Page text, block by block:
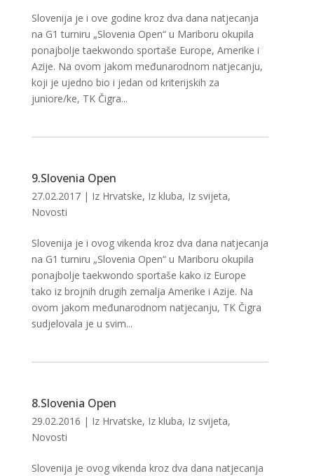
Slovenija je i ove godine kroz dva dana natjecanja
na G1 turniru „Slovenia Open“ u Mariboru okupila
ponajbolje taekwondo sportaše Europe, Amerike i
Azije. Na ovom jakom međunarodnom natjecanju,
koji je ujedno bio i jedan od kriterijskih za
juniore/ke, TK Čigra...
9.Slovenia Open
27.02.2017| Iz Hrvatske, Iz kluba, Iz svijeta,
Novosti
Slovenija je i ovog vikenda kroz dva dana natjecanja
na G1 turniru „Slovenia Open“ u Mariboru okupila
ponajbolje taekwondo sportaše kako iz Europe
tako iz brojnih drugih zemalja Amerike i Azije. Na
ovom jakom međunarodnom natjecanju, TK Čigra
sudjelovala je u svim...
8.Slovenia Open
29.02.2016 | Iz Hrvatske, Iz kluba, Iz svijeta,
Novosti
Slovenija je ovog vikenda kroz dva dana natjecanja